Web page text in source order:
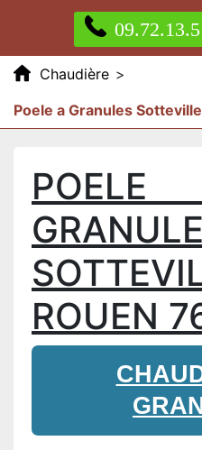
Chaudière >
Poele a Granules
ROUEN